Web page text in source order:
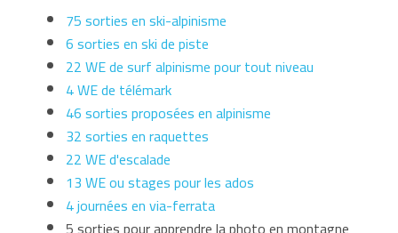
75 sorties en ski-alpinisme
6 sorties en ski de piste
22 WE de surf alpinisme pour tout niveau
4 WE de télémark
46 sorties proposées en alpinisme
32 sorties en raquettes
22 WE d'escalade
13 WE ou stages pour les ados
4 journées en via-ferrata